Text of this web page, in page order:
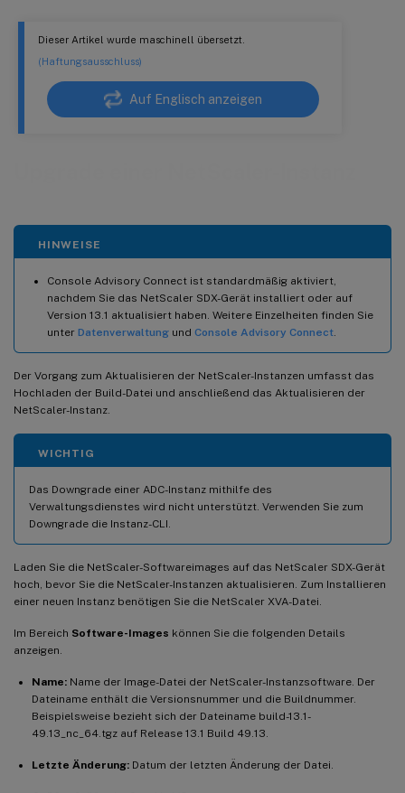
Dieser Artikel wurde maschinell übersetzt.
(Haftungsausschluss)
Auf Englisch anzeigen
HINWEISE
Console Advisory Connect ist standardmäßig aktiviert,
nachdem Sie das NetScaler SDX-Gerät installiert oder auf
Version 13.1 aktualisiert haben. Weitere Einzelheiten finden Sie
unter Datenverwaltung und Console Advisory Connect
Der Vorgang zum Aktualisieren der NetScaler-Instanzen umfasst das
Hochladen der Build-Datei und anschließend das Aktualisieren der
NetScaler-Instanz.
WICHTIG
Das Downgrade einer ADC-Instanz mithilfe des
Verwaltungsdienstes wird nicht unterstützt. Verwenden Sie zum
Downgrade die Instanz-CLI.
Laden Sie die NetScaler-Softwareimages auf das NetScaler SDX-Gerät
hoch, bevor Sie die NetScaler-Instanzen aktualisieren. Zum Installieren
einer neuen Instanz benötigen Sie die NetScaler XVA-Datei.
Im Bereich Software-Images können Sie die folgenden Details
anzeigen.
Name: Name der Image-Datei der NetScaler-Instanzsoftware. Der
Dateiname enthält die Versionsnummer und die Buildnummer.
Beispielsweise bezieht sich der Dateiname build-13.1-
49.13_nc_64.tgz auf Release 13.1 Build 49.13.
Letzte Änderung: Datum der letzten Änderung der Datei.